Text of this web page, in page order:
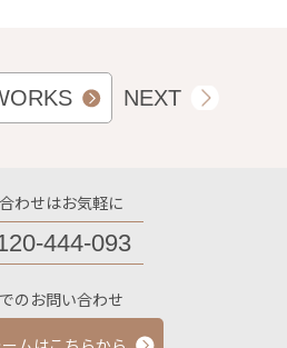
NEXT
わせはお気軽に
444-093
のお問い合わせ